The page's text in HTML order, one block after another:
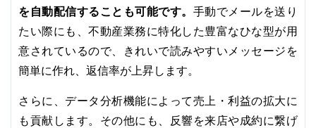
を自動配信することも可能です。 手動でメールを送り
たい際にも、不動産業務に特化した豊富なひな型が用
意されているので、きれいで読みやすいメッセージを
簡単に作れ、返信率が上昇します。
さらに、データ分析機能によって売上・利益の拡大に
も貢献します。その他にも、反響を来店や成約に繋げ